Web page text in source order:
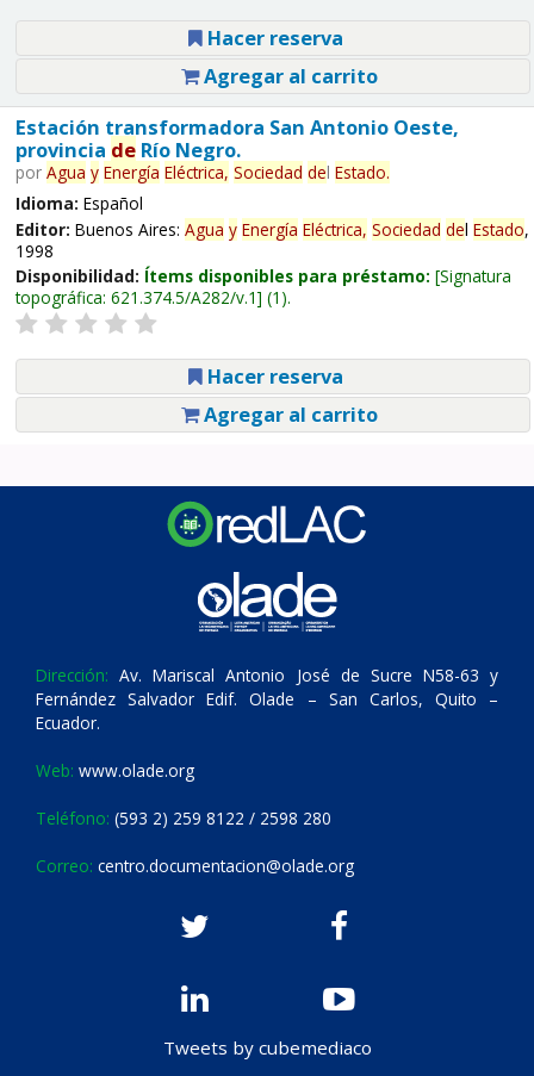
Hacer reserva
Agregar al carrito
Estación transformadora San Antonio Oeste,
provincia deRío Negro.
por Agua y Energía Eléctrica, Sociedad del Estado.
Idioma: Español
Editor: Buenos Aires: Agua y Energía Eléctrica, Sociedad del Estado,
1998
Disponibilidad: Ítems disponibles para préstamo: Signatura
topográfica: 621.374.5/A282/v.1 (1).
Hacer reserva
Agregar al carrito
Dirección: Av. Mariscal Antonio José de Sucre N58-63 y
Fernández Salvador Edif. Olade – San Carlos, Quito –
Ecuador.
Web: www.olade.org
Teléfono: (593 2) 259 8122 / 2598 280
Correo: centro.documentacion@olade.org
Tweets by cubemediaco